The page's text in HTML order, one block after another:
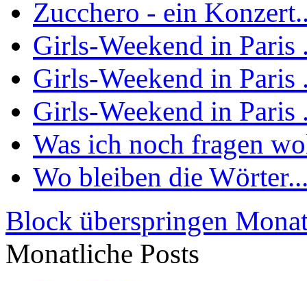
Zucchero - ein
Girls-Weekend in Paris
Girls-Weekend in Paris
Girls-Weekend in Paris
Was ich noch fragen
Wo bleiben die
Block überspringen
Monatliche Posts